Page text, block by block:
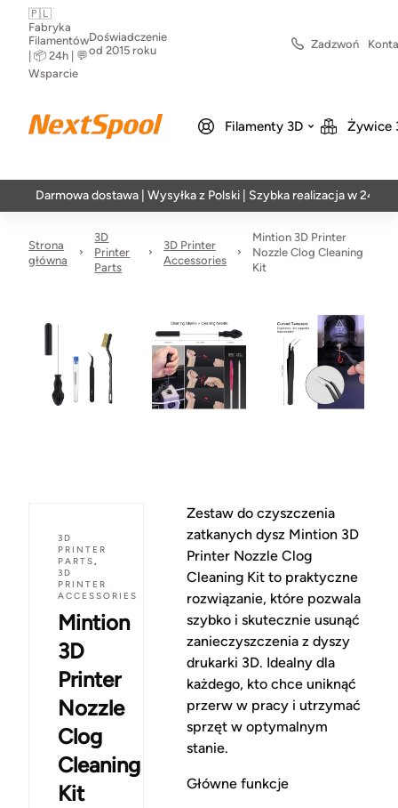
🇵🇱
Fabryka
Filamentów
| 📦 24h | 💬
Wsparcie
Doświadczenie
od 2015 roku
Zadzwoń
Filamenty 3D Żywice
Darmowa dostawa | Wysyłka z Polski | Szybka realizacja w 24h
Strona
główna
3D
Printer
Parts
3D Printer
Accessories
Mintion 3D Printer
Nozzle Clog Cleaning
Kit
3D
PRINTER
PARTS,
3D
PRINTER
ACCESSORIES
Mintion
3D
Printer
Nozzle
Clog
Cleaning
Kit
Zestaw do czyszczenia
zatkanych dysz Mintion 3D
Printer Nozzle Clog
Cleaning Kit to praktyczne
rozwiązanie, które pozwala
szybko i skutecznie usunąć
zanieczyszczenia z dyszy
drukarki 3D. Idealny dla
każdego, kto chce uniknąć
przerw w pracy i utrzymać
sprzęt w optymalnym
stanie.
Główne funkcje